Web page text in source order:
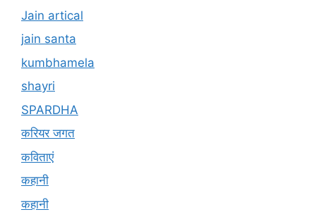
Jain artical
jain santa
kumbhamela
shayri
SPARDHA
करियर जगत
कविताएं
कहानी
कहानी